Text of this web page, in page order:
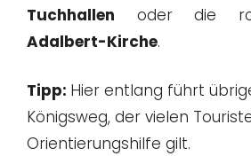
Tuchhallen oder die
Adalbert-Kirche.
Tipp: Hier entlang führt
Königsweg, der vielen
Orientierungshilfe gilt.